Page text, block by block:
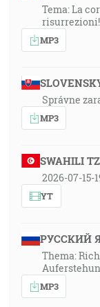
Tema: La
risurrezioni!
MP3
Správne
MP3
SWAHILI TZ
2026-07-15-
YT
РУССКИЙ
Thema:
MP3